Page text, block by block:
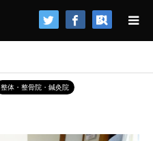
検索
整体・整骨院・鍼灸院